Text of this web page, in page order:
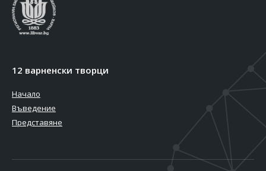
12 варненски творци
Начало
Въведение
Представяне